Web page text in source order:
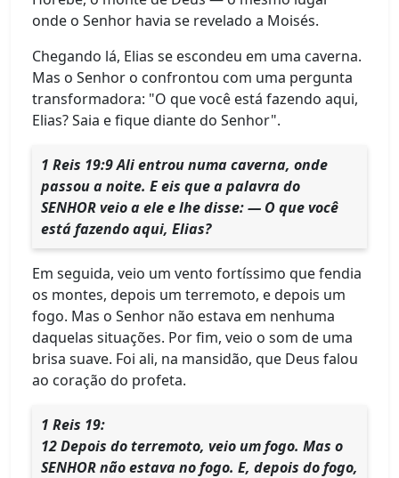
onde o Senhor havia se revelado a Moisés.
Chegando lá, Elias se escondeu em uma caverna.
Mas o Senhor o confrontou com uma pergunta
transformadora: "O que você está fazendo aqui,
Elias? Saia e fique diante do Senhor".
1 Reis 19:9 Ali entrou numa caverna, onde
passou a noite. E eis que a palavra do
SENHOR veio a ele e lhe disse: — O que você
está fazendo aqui, Elias?
Em seguida, veio um vento fortíssimo que fendia
os montes, depois um terremoto, e depois um
fogo. Mas o Senhor não estava em nenhuma
daquelas situações. Por fim, veio o som de uma
brisa suave. Foi ali, na mansidão, que Deus falou
ao coração do profeta.
1 Reis 19:
12 Depois do terremoto, veio um fogo. Mas o
SENHOR não estava no fogo. E, depois do fogo,